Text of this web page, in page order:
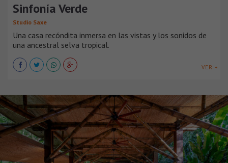
Sinfonía Verde
Studio Saxe
Una casa recóndita inmersa en las vistas y los sonidos de
una ancestral selva tropical.
VER +